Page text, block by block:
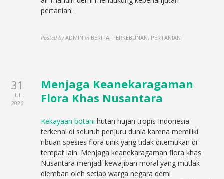
pertanian.
Posted by ADMIN in BERITA, PERKEBUNAN, PERTANIAN
31
JUL
2026
Menjaga Keanekaragaman
Flora Khas Nusantara
Kekayaan botani hutan hujan tropis Indonesia
terkenal di seluruh penjuru dunia karena memiliki
ribuan spesies flora unik yang tidak ditemukan di
tempat lain. Menjaga keanekaragaman flora khas
Nusantara menjadi kewajiban moral yang mutlak
diemban oleh setiap warga negara demi